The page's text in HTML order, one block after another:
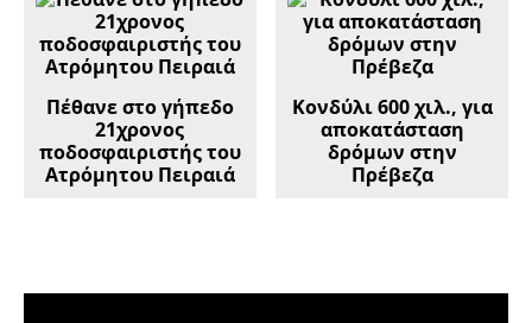
Πέθανε στο γήπεδο
21χρονος
ποδοσφαιριστής του
Ατρόμητου Πειραιά
Κονδύλι 600 χιλ., για
αποκατάσταση
δρόμων στην
Πρέβεζα